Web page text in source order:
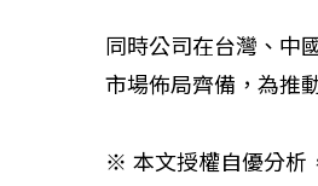
同時公司在台灣、中
市場佈局齊備，為推
※ 本文授權自優分析